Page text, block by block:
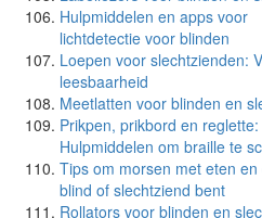
Hulpmiddelen en apps voor
lichtdetectie voor blinden
Loepen voor slechtzienden:
leesbaarheid
Meetlatten voor blinden en
Prikpen, prikbord en reglette:
Hulpmiddelen om braille te
Tips om morsen met eten
blind of slechtziend bent
Rollators voor blinden en